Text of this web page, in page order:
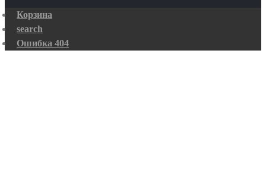
Корзина
search
Ошибка 404